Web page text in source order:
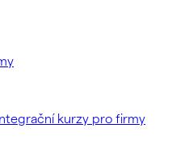
kurzy pro firmy